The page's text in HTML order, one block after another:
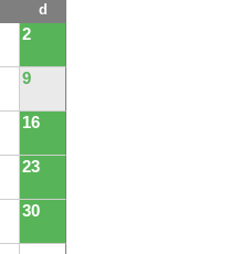
d
2
9
16
23
30